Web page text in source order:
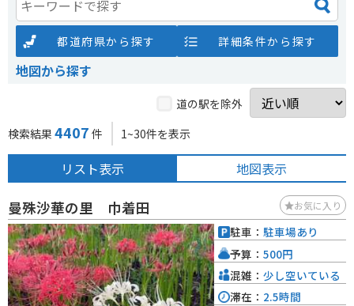
都道府県から探す 詳細条件から探す
地図から探す
道の駅を除外
検索結果 4407 件 1~30件を表示
リスト表示 地図表示
曼殊沙華の里 巾着田 お気に入り
駐車： 駐車場あり
予算： 500円
混雑： 少し空いている
滞在： 2.5時間